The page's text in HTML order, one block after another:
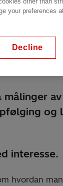
av
og
interesse.
hvordan
your preferences
Decline